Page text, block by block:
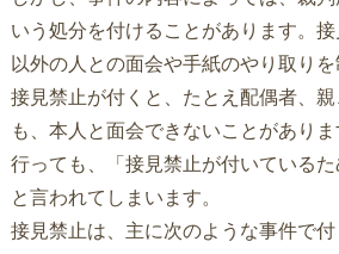
いう処分を付けることがあります。
以外の人との面会や手紙のやり取りを
接見禁止が付くと、たとえ配偶者、
も、本人と面会できないことがあり
行っても、「接見禁止が付いているた
と言われてしまいます。
接見禁止は、主に次のような事件で付